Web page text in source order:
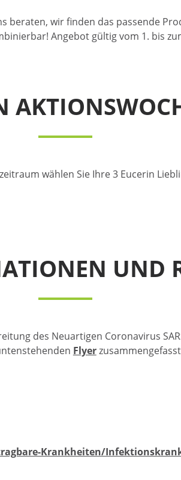
beraten, wir finden das passende
Angebot gültig vom 1. bis
wählen Sie Ihre 3 Eucerin
UND
des Neuartigen Coronavirus
Flyer
Krankheiten/